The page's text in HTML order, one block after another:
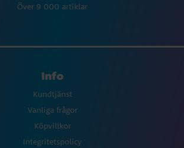
Över 9 000 artiklar
Info
Kundtjänst
Vanliga frågor
Köpvillkor
Integritetspolicy